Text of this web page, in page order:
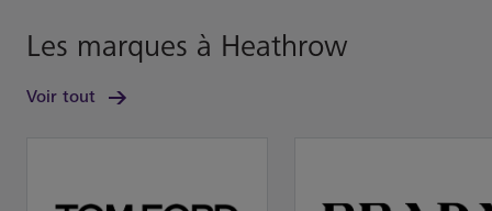
Les marques à Heathrow
Voir tout